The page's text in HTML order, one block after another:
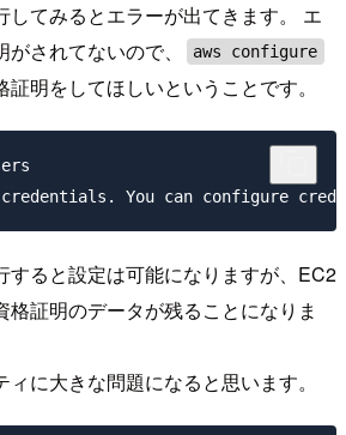
してみるとエラーが出てきます。 エ
されてないので、
aws configure
明をしてほしいということです。
すると設定は可能になりますが、EC2
格証明のデータが残ることになりま
に大きな問題になると思います。